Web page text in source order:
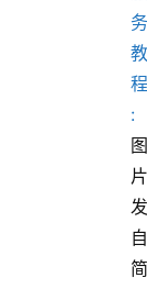
图
片
发
自
简